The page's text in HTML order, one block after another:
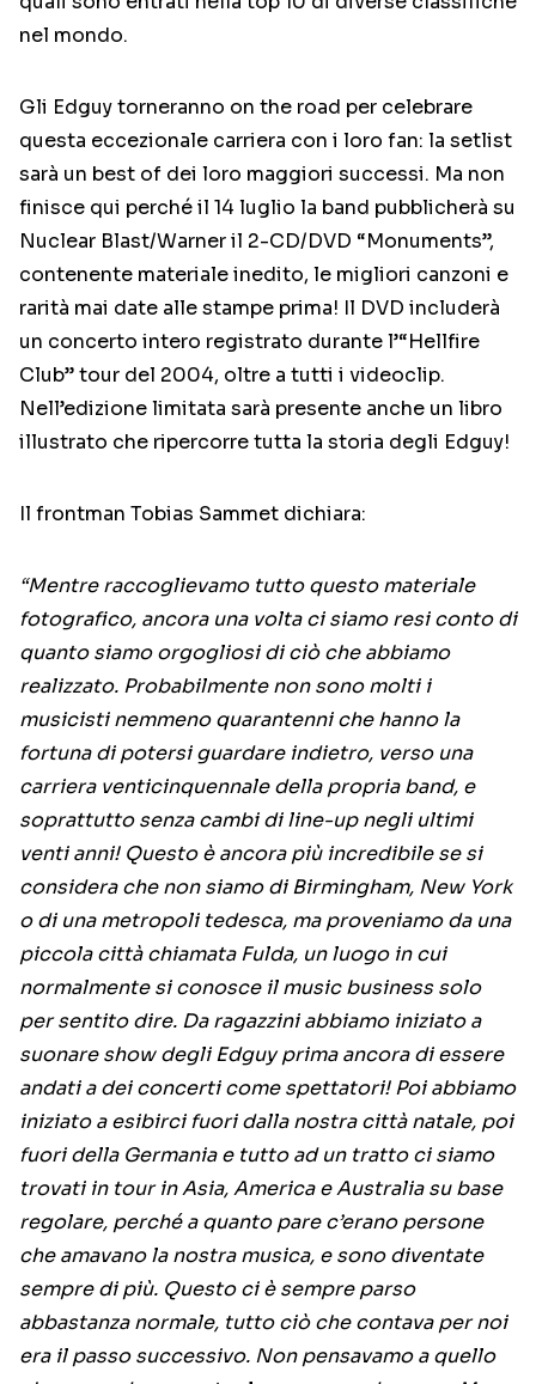
nel mondo.
Gli Edguy torneranno on the road per celebrare
questa eccezionale carriera con i loro fan: la setlist
sarà un best of dei loro maggiori successi. Ma non
finisce qui perché il 14 luglio la band pubblicherà su
Nuclear Blast/Warner il 2-CD/DVD “Monuments”,
contenente materiale inedito, le migliori canzoni e
rarità mai date alle stampe prima! Il DVD includerà
un concerto intero registrato durante l’“Hellfire
Club” tour del 2004, oltre a tutti i videoclip.
Nell’edizione limitata sarà presente anche un libro
illustrato che ripercorre tutta la storia degli Edguy!
Il frontman Tobias Sammet dichiara:
“Mentre raccoglievamo tutto questo materiale
fotografico, ancora una volta ci siamo resi conto di
quanto siamo orgogliosi di ciò che abbiamo
realizzato. Probabilmente non sono molti i
musicisti nemmeno quarantenni che hanno la
fortuna di potersi guardare indietro, verso una
carriera venticinquennale della propria band, e
soprattutto senza cambi di line-up negli ultimi
venti anni! Questo è ancora più incredibile se si
considera che non siamo di Birmingham, New York
o di una metropoli tedesca, ma proveniamo da una
piccola città chiamata Fulda, un luogo in cui
normalmente si conosce il music business solo
per sentito dire. Da ragazzini abbiamo iniziato a
suonare show degli Edguy prima ancora di essere
andati a dei concerti come spettatori! Poi abbiamo
iniziato a esibirci fuori dalla nostra città natale, poi
fuori della Germania e tutto ad un tratto ci siamo
trovati in tour in Asia, America e Australia su base
regolare, perché a quanto pare c’erano persone
che amavano la nostra musica, e sono diventate
sempre di più. Questo ci è sempre parso
abbastanza normale, tutto ciò che contava per noi
era il passo successivo. Non pensavamo a quello